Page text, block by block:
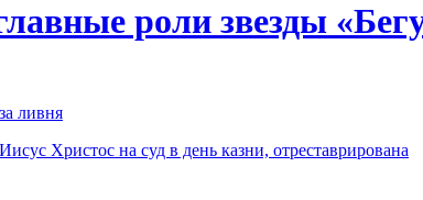
роли звезды
ливня
Христос на суд в день казни, отреставрирована